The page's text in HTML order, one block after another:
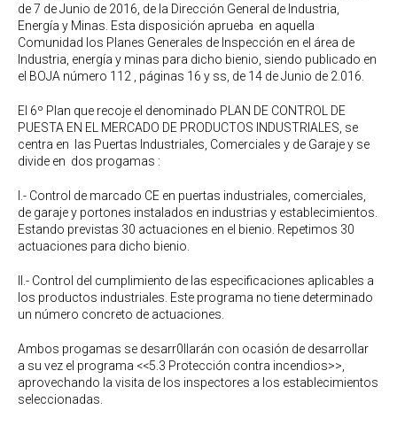
de 7 de Junio de 2016, de la Dirección General de Industria,
Energía y Minas. Esta disposición aprueba en aquella
Comunidad los Planes Generales de Inspección en el área de
Industria, energía y minas para dicho bienio, siendo publicado en
el BOJA número 112 , páginas 16 y ss, de 14 de Junio de 2.016.
El 6º Plan que recoje el denominado PLAN DE CONTROL DE
PUESTA EN EL MERCADO DE PRODUCTOS INDUSTRIALES, se
centra en las Puertas Industriales, Comerciales y de Garaje y se
divide en dos progamas :
I.- Control de marcado CE en puertas industriales, comerciales,
de garaje y portones instalados en industrias y establecimientos.
Estando previstas 30 actuaciones en el bienio. Repetimos 30
actuaciones para dicho bienio.
II.- Control del cumplimiento de las especificaciones aplicables a
los productos industriales. Este programa no tiene determinado
un número concreto de actuaciones.
Ambos progamas se desarr0llarán con ocasión de desarrollar
a su vez el programa <<5.3 Protección contra incendios>>,
aprovechando la visita de los inspectores a los establecimientos
seleccionadas.